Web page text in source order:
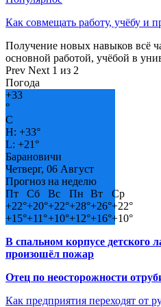
Как совмещать работу, учёбу и
Получение новых навыков всё
основной работой, учёбой в
Prev Next 1 из 2
Погода
+33
°
C
H: +33°
L: +21°
Барановичи
Четверг, 06 Август
Прогноз на неделю
Пт
Сб Вс Пн Вт
Ср
+22°+20°+22°+28°+26°+22°
+15°+11°+10°+12°+16°+10°
В спальном корпусе детского
произошёл пожар
Отец по неосторожности
Как предприятия переходят от